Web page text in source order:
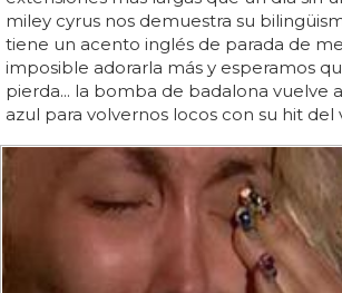
miley cyrus nos demuestra su
tiene un acento inglés de parada de
imposible adorarla más y esperamos
pierda... la bomba de badalona vuelve
azul para volvernos locos con su hit del